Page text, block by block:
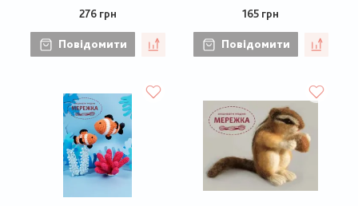
276 грн
Повідомити
165 грн
Повідомити